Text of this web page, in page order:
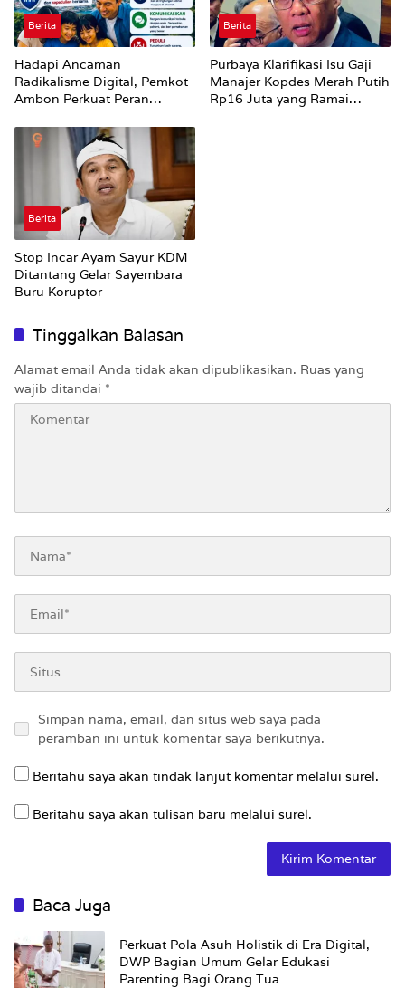
Berita
Hadapi Ancaman
Radikalisme Digital, Pemkot
Ambon Perkuat Peran
Berita
Purbaya Klarifikasi Isu Gaji
Manajer Kopdes Merah Putih
Rp16 Juta yang Ramai
Berita
Stop Incar Ayam Sayur KDM
Ditantang Gelar Sayembara
Buru Koruptor
Tinggalkan Balasan
Alamat email Anda tidak akan dipublikasikan. Ruas yang
wajib ditandai *
Simpan nama, email, dan situs web saya pada
peramban ini untuk komentar saya berikutnya.
Beritahu saya akan tindak lanjut komentar melalui surel.
Beritahu saya akan tulisan baru melalui surel.
Baca Juga
Perkuat Pola Asuh Holistik di Era Digital,
DWP Bagian Umum Gelar Edukasi
Parenting Bagi Orang Tua